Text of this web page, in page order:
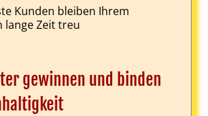
Kunden bleiben Ihrem
lange Zeit treu
gewinnen und binden